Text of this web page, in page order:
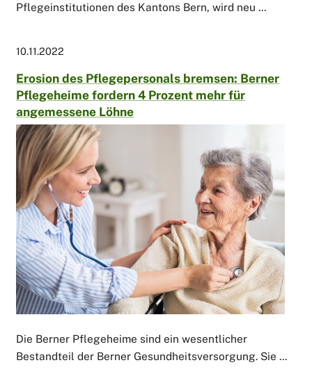
Pflegeinstitutionen des Kantons Bern, wird neu ...
10.11.2022
Erosion des Pflegepersonals bremsen: Berner
Pflegeheime fordern 4 Prozent mehr für
angemessene Löhne
Die Berner Pflegeheime sind ein wesentlicher
Bestandteil der Berner Gesundheitsversorgung. Sie ...